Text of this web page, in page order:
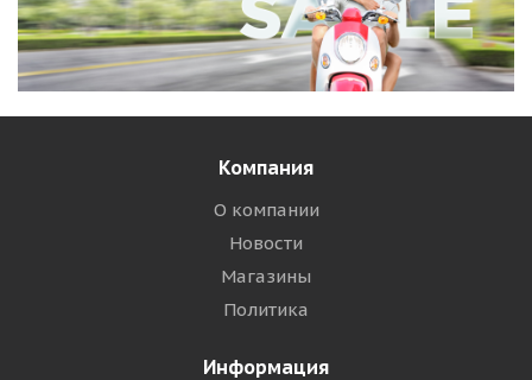
Компания
О компании
Новости
Магазины
Политика
Информация